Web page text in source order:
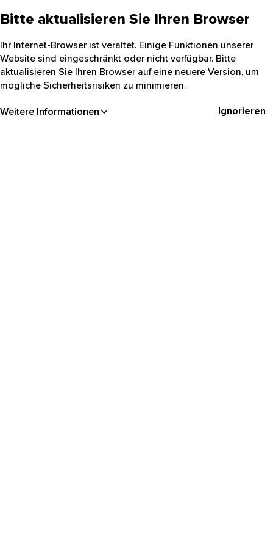
Bitte aktualisieren Sie Ihren Browser
Ihr Internet-Browser ist veraltet. Einige Funktionen unserer
Website sind eingeschränkt oder nicht verfügbar. Bitte
aktualisieren Sie Ihren Browser auf eine neuere Version, um
mögliche Sicherheitsrisiken zu minimieren.
Weitere Informationen Ignorieren